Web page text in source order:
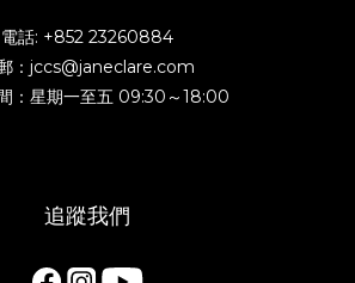
電話: +852 23260884
：jccs@janeclare.com
：星期一至五 09:30～18:00
追蹤我們